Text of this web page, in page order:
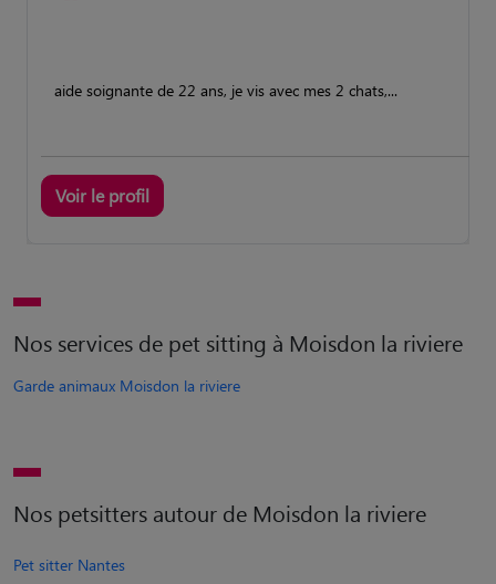
aide soignante de 22 ans, je vis avec mes 2 chats,...
Voir le profil
Nos services de pet sitting à Moisdon la riviere
Garde animaux Moisdon la riviere
Nos petsitters autour de Moisdon la riviere
Pet sitter Nantes